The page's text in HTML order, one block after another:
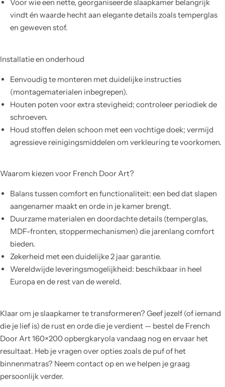
Voor wie een nette, georganiseerde slaapkamer belangrijk
vindt én waarde hecht aan elegante details zoals temperglas
en geweven stof.
Installatie en onderhoud
Eenvoudig te monteren met duidelijke instructies
(montagematerialen inbegrepen).
Houten poten voor extra stevigheid; controleer periodiek de
schroeven.
Houd stoffen delen schoon met een vochtige doek; vermijd
agressieve reinigingsmiddelen om verkleuring te voorkomen.
Waarom kiezen voor French Door Art?
Balans tussen comfort en functionaliteit: een bed dat slapen
aangenamer maakt en orde in je kamer brengt.
Duurzame materialen en doordachte details (temperglas,
MDF-fronten, stoppermechanismen) die jarenlang comfort
bieden.
Zekerheid met een duidelijke 2 jaar garantie.
Wereldwijde leveringsmogelijkheid: beschikbaar in heel
Europa en de rest van de wereld.
Klaar om je slaapkamer te transformeren? Geef jezelf (of iemand
die je lief is) de rust en orde die je verdient — bestel de French
Door Art 160×200 opbergkaryola vandaag nog en ervaar het
resultaat. Heb je vragen over opties zoals de puf of het
binnenmatras? Neem contact op en we helpen je graag
persoonlijk verder.